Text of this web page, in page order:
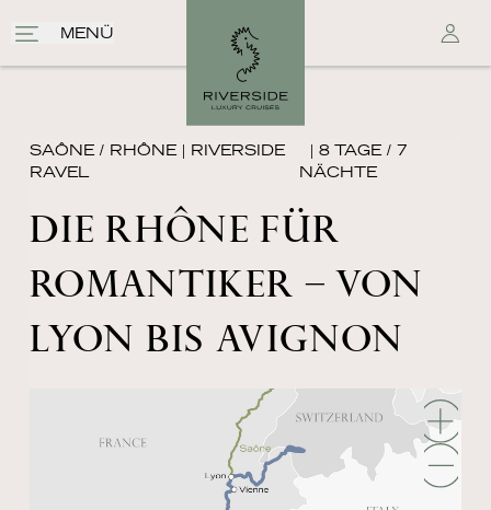
MENÜ
SAÔNE / RHÔNE | RIVERSIDE
RAVEL
| 8 TAGE / 7
NÄCHTE
DIE RHÔNE FÜR
ROMANTIKER – VON
LYON BIS AVIGNON